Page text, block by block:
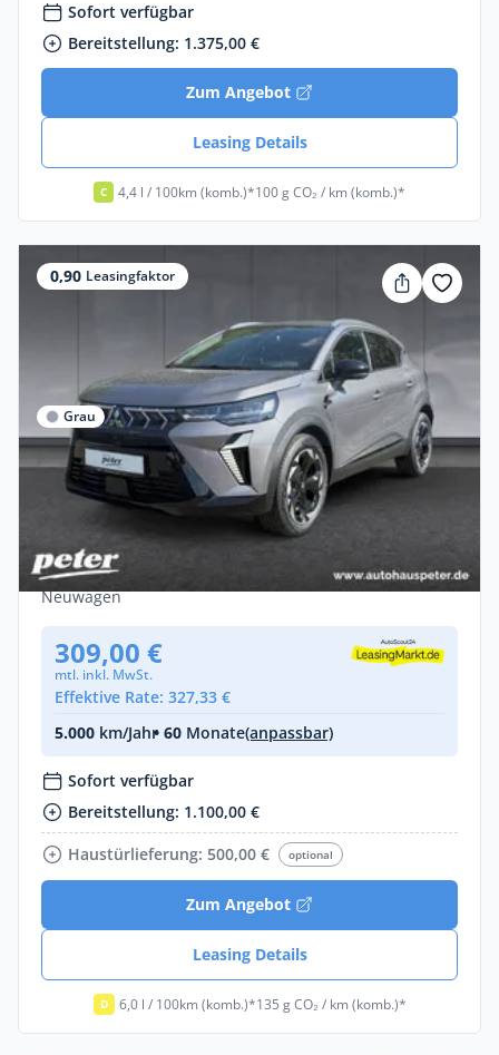
Sofort verfügbar
Bereitstellung: 1.375,00 €
Zum Angebot
Leasing Details
C 4,4 l / 100km (komb.)*100 g CO₂ / km (komb.)*
0,90 Leasingfaktor
Grau
Gewerbe & Privat
Mitsubishi ASX ⚡️INTRO⚡️Edition 1.3 7-DCT
MY26 ❗️SOFORT VERFÜGBAR ❗️
Benzin •Automatik •
Neuwagen
309,00 €
mtl. inkl. MwSt.
Effektive Rate: 327,33 €
5.000 km/Jahr• 60 Monate(anpassbar)
Sofort verfügbar
Bereitstellung: 1.100,00 €
Haustürlieferung: 500,00 €
optional
Zum Angebot
Leasing Details
D 6,0 l / 100km (komb.)*135 g CO₂ / km (komb.)*